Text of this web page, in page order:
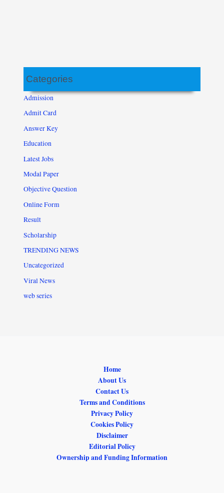
Categories
Admission
Admit Card
Answer Key
Education
Latest Jobs
Modal Paper
Objective Question
Online Form
Result
Scholarship
TRENDING NEWS
Uncategorized
Viral News
web series
Home
About Us
Contact Us
Terms and Conditions
Privacy Policy
Cookies Policy
Disclaimer
Editorial Policy
Ownership and Funding Information